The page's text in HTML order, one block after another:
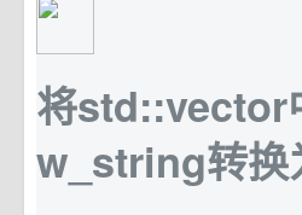
将std::vector
w_string转换